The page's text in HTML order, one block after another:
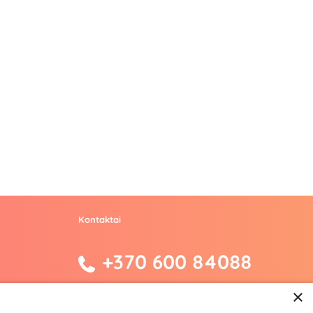
Kontaktai
+370 600 84088
×